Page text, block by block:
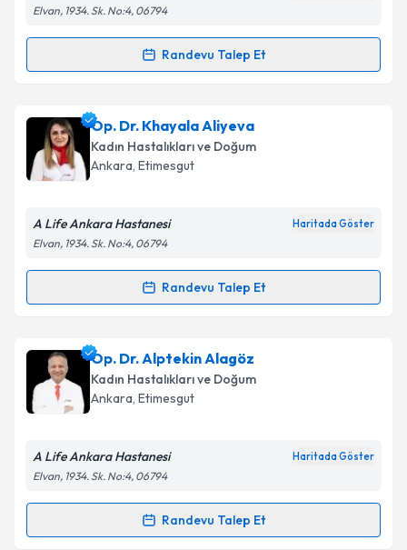
Elvan, 1934. Sk. No:4, 06794
Randevu Talep Et
Randevu Takvimi Talebi
Op. Dr. Emine Gül Savcıiçin randevu takvimi talebi
oluşturun. Size bu uzmandan randevu almanız için bir
takvim hazırlandığında e-posta ile bilgilendireceğiz.
Kişisel verilerimin işlenmesine ilişkin
Metni'ni okudum ve kişisel verilerimin belirtilen
Takvim Talebini Gönder
Op. Dr. Khayala Aliyeva
Kadın Hastalıkları ve Doğum
Ankara, Etimesgut
A Life Ankara Hastanesi Haritada Göster
Elvan, 1934. Sk. No:4, 06794
Randevu Talep Et
Randevu Takvimi Talebi
Op. Dr. Khayala Aliyevaiçin randevu takvimi talebi
oluşturun. Size bu uzmandan randevu almanız için bir
takvim hazırlandığında e-posta ile bilgilendireceğiz.
Kişisel verilerimin işlenmesine ilişkin
Metni'ni okudum ve kişisel verilerimin belirtilen
Op. Dr. Alptekin Alagöz
Kadın Hastalıkları ve Doğum
Ankara, Etimesgut
A Life Ankara Hastanesi Haritada Göster
Elvan, 1934. Sk. No:4, 06794
Randevu Talep Et
Randevu Takvimi Talebi